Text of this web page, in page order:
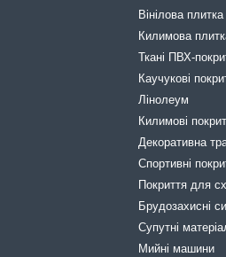
Вінілова плитка
Килимова
Ткані ПВХ-
Каучукові
Лінолеум
Килимові
Декоративна
Спортивні
Покриття для
Брудозахисні
Супутні
Мийні машини